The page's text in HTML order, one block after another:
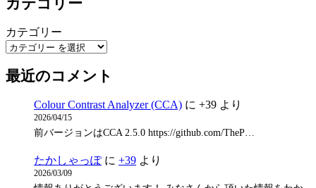
カテゴリー
カテゴリー
最近のコメント
Colour Contrast Analyzer (CCA) に +39 より
2026/04/15
前バージョンはCCA 2.5.0 https://github.com/TheP…
たかしゃっぽに +39 より
2026/03/09